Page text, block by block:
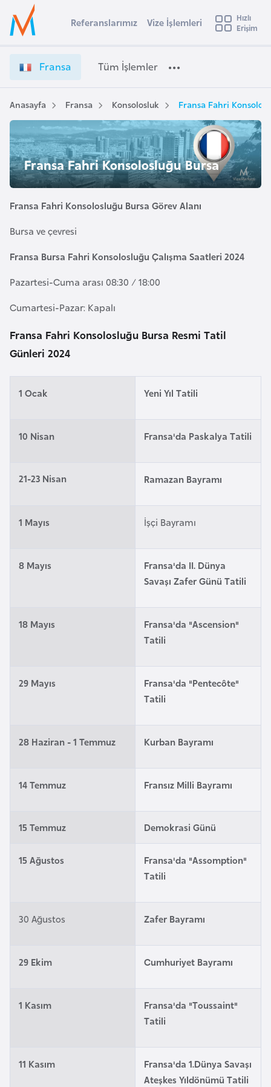
Ülke Seçimi
Başvuru yapmak istediğiniz ülkeyi seçin
Üye
Girişi
r
n
s
a
V
i
z
e
İ
ş
l
m
e
e
t
i
ş
i
Referanslarımız Vize İşlemleri
Hızlı
Erişim
Fransa Tüm İşlemler
Anasayfa Fransa Konsolosluk Fransa Fahri
Fransa Fahri Konsolosluğu Bursa
Fransa Fahri Konsolosluğu Bursa Görev Alanı
Bursa ve çevresi
Fransa Bursa Fahri Konsolosluğu Çalışma Saatleri 2024
Pazartesi-Cuma arası 08:30 / 18:00
Cumartesi-Pazar: Kapalı
Fransa Fahri Konsolosluğu Bursa Resmi Tatil
Günleri 2024
1 Ocak Yeni Yıl Tatili
10 Nisan Fransa'da Paskalya Tatili
21-23 Nisan Ramazan Bayramı
1 Mayıs İşçi Bayramı
8 Mayıs
Fransa'da II. Dünya
Savaşı Zafer Günü Tatili
18 Mayıs
Fransa'da "Ascension"
Tatili
29 Mayıs
Fransa'da "Pentecôte"
Tatili
28 Haziran - 1 Temmuz Kurban Bayramı
14 Temmuz Fransız Milli Bayramı
15 Temmuz Demokrasi Günü
15 Ağustos
Fransa'da "Assomption"
Tatili
30 Ağustos Zafer Bayramı
29 Ekim Cumhuriyet Bayramı
1 Kasım
Fransa'da "Toussaint"
Tatili
11 Kasım
Fransa'da 1.Dünya Savaşı
Ateşkes Yıldönümü Tatili
s
t
r
a
A
v
u
t
u
y
A
e
r
b
a
a
h
y
B
l
ş
B
a
u
B
ç
a
e